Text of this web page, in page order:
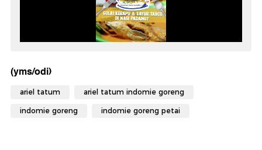
(yms/odi)
ariel tatum ariel tatum indomie goreng
indomie goreng indomie goreng petai